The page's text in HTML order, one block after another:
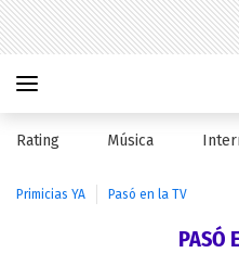
Rating Música
Primicias YA Pasó en la TV
PASÓ